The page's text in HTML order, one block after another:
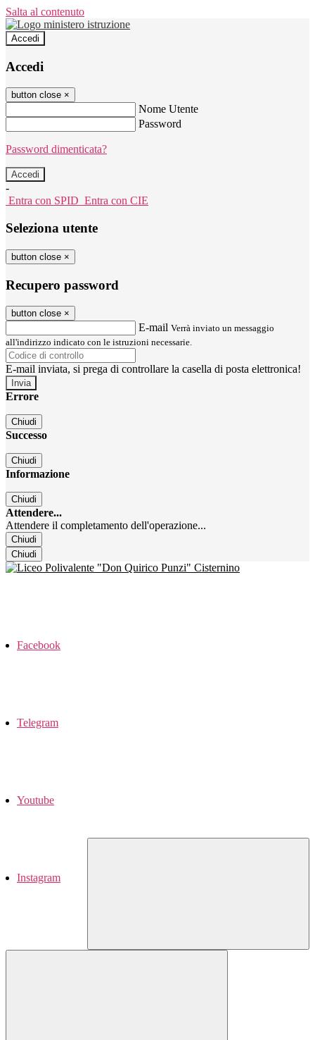
Salta al contenuto
Accedi
Accedi
button close ×
Nome Utente
Password
Password dimenticata?
-
Entra con SPID Entra con CIE
Seleziona utente
button close ×
Recupero password
button close ×
E-mail Verrà inviato un messaggio
all'indirizzo indicato con le istruzioni necessarie.
E-mail inviata, si prega di controllare la casella di posta elettronica!
Errore
Chiudi
Successo
Chiudi
Informazione
Chiudi
Attendere...
Attendere il completamento dell'operazione...
Chiudi
Chiudi
Facebook
Telegram
Youtube
Instagram